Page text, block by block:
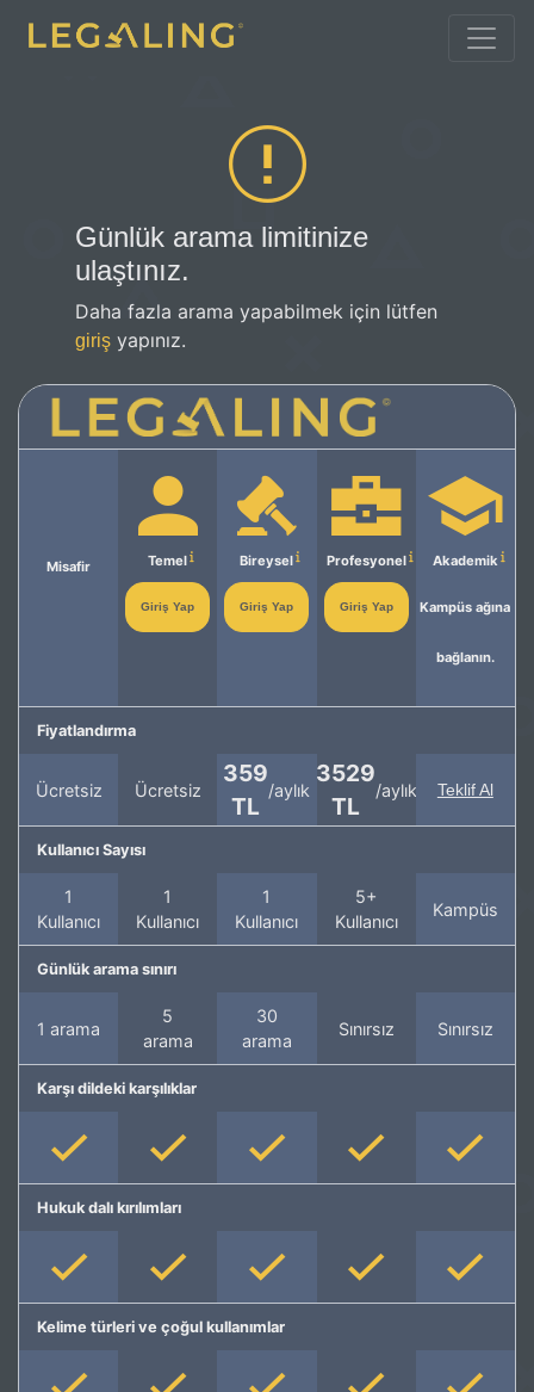
Günlük arama limitinize
ulaştınız.
Daha fazla arama yapabilmek için lütfen
giriş yapınız.
Misafir Temel
Giriş Yap
Bireysel
Giriş Yap
Profesyonel
Giriş Yap
Akademik
Kampüs ağına
bağlanın.
Fiyatlandırma
Ücretsiz Ücretsiz
359
TL
/aylık
3529
TL
/aylık Teklif Al
Kullanıcı Sayısı
1
Kullanıcı
1
Kullanıcı
1
Kullanıcı
5+
Kullanıcı
Kampüs
Günlük arama sınırı
1 arama
5
arama
30
arama
Sınırsız Sınırsız
Karşı dildeki karşılıklar
Hukuk dalı kırılımları
Kelime türleri ve çoğul kullanımlar